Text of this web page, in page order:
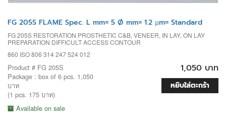
FG 205S FLAME Spec. L mm= 5 Ø mm= 1.2 µm= Standard
FG 205S RESTORATION PROSTHETIC C&B, VENEER, IN LAY, ON LAY
PREPARATION DIFFICULT ACCESS CONTOUR
860 ISO 806 314 247 524 012
Product # FG 205S
Package : box of 6 pcs. 1,050
บาท
(1 pcs. 175 บาท)
Available on sale
1,050 บาท
หยิบใส่ตะกร้า